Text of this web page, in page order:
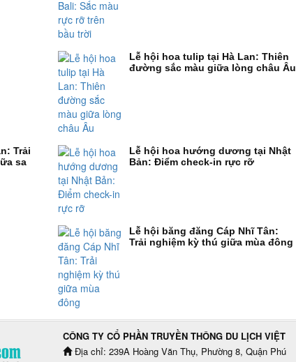
Lễ hội hoa tulip tại Hà Lan: Thiên
đường sắc màu giữa lòng châu Âu
Trải
sa
Lễ hội hoa hướng dương tại Nhật
Bản: Điểm check-in rực rỡ
Lễ hội băng đăng Cáp Nhĩ Tân:
Trải nghiệm kỳ thú giữa mùa đông
CÔNG TY CỔ PHẦN TRUYỀN THÔNG DU LỊCH VIỆT
Địa chỉ: 239A Hoàng Văn Thụ, Phường 8, Quận Phú